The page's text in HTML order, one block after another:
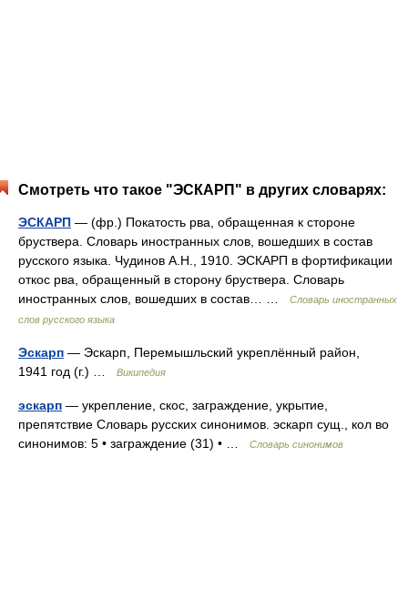
Смотреть что такое "ЭСКАРП" в других словарях:
ЭСКАРП — (фр.) Покатость рва, обращенная к стороне
бруствера. Словарь иностранных слов, вошедших в состав
русского языка. Чудинов А.Н., 1910. ЭСКАРП в фортификации
откос рва, обращенный в сторону бруствера. Словарь
иностранных слов, вошедших в состав… …
Словарь иностранных
слов русского языка
Эскарп — Эскарп, Перемышльский укреплённый район,
1941 год (г.) …
Википедия
эскарп — укрепление, скос, заграждение, укрытие,
препятствие Словарь русских синонимов. эскарп сущ., кол во
синонимов: 5 • заграждение (31) • …
Словарь синонимов